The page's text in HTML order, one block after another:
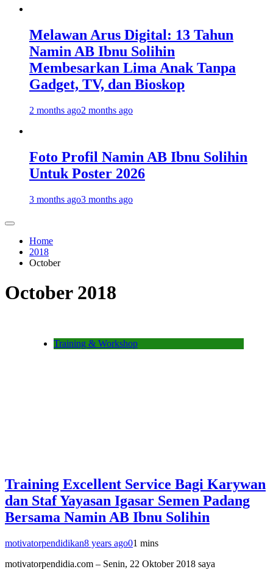
Melawan Arus Digital: 13 Tahun
Namin AB Ibnu Solihin
Membesarkan Lima Anak Tanpa
Gadget, TV, dan Bioskop
2 months ago2 months ago
Foto Profil Namin AB Ibnu Solihin
Untuk Poster 2026
3 months ago3 months ago
Home
2018
October
October 2018
Training & Workshop
Training Excellent Service Bagi Karywan
dan Staf Yayasan Igasar Semen Padang
Bersama Namin AB Ibnu Solihin
motivatorpendidikan8 years ago01 mins
motivatorpendidia.com – Senin, 22 Oktober 2018 saya